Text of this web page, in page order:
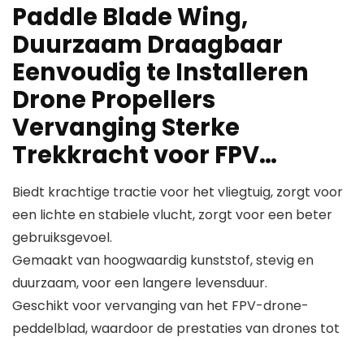
Paddle Blade Wing,
Duurzaam Draagbaar
Eenvoudig te Installeren
Drone Propellers
Vervanging Sterke
Trekkracht voor FPV…
Biedt krachtige tractie voor het vliegtuig, zorgt voor
een lichte en stabiele vlucht, zorgt voor een beter
gebruiksgevoel.
Gemaakt van hoogwaardig kunststof, stevig en
duurzaam, voor een langere levensduur.
Geschikt voor vervanging van het FPV-drone-
peddelblad, waardoor de prestaties van drones tot